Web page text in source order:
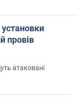
провів
атаковані